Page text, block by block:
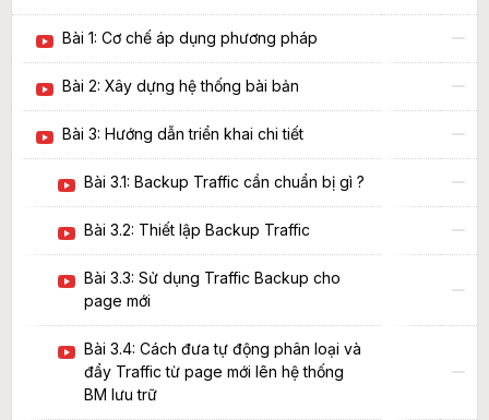
Bài 1: Cơ chế áp dụng phương pháp
Bài 2: Xây dựng hệ thống bài bản
Bài 3: Hướng dẫn triển khai chi tiết
Bài 3.1: Backup Traffic cần chuẩn bị gì ?
Bài 3.2: Thiết lập Backup Traffic
Bài 3.3: Sử dụng Traffic Backup cho
page mới
Bài 3.4: Cách đưa tự động phân loại và
đẩy Traffic từ page mới lên hệ thống
BM lưu trữ